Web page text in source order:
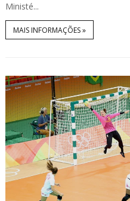
Ministé...
MAIS INFORMAÇÕES »